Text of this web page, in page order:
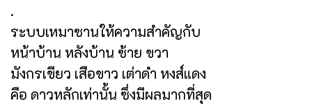
.
ระบบเหมาซานให้ความสำคัญกับ
หน้าบ้าน หลังบ้าน ซ้าย ขวา
มังกรเขียว เสือขาว เต่าดำ หงส์แดง
คือ ดาวหลักเท่านั้น ซึ่งมีผลมากที่สุด